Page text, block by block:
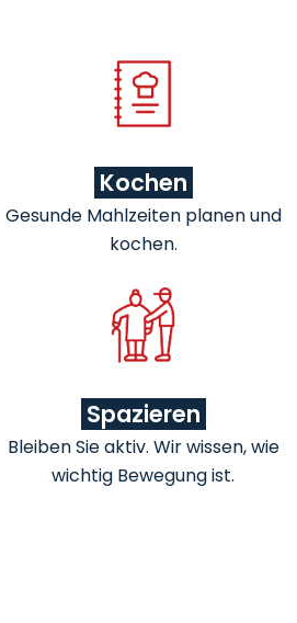
Kochen
Gesunde Mahlzeiten planen und
kochen.
Spazieren
Bleiben Sie aktiv. Wir wissen, wie
wichtig Bewegung ist.